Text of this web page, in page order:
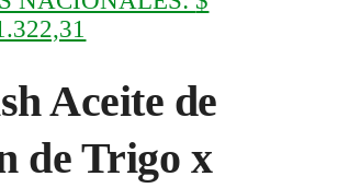
Aceite de
de Trigo x